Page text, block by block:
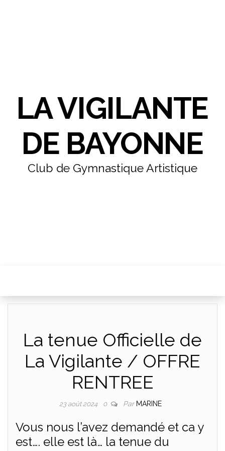
LA VIGILANTE
DE BAYONNE
Club de Gymnastique Artistique
La tenue Officielle de
La Vigilante / OFFRE
RENTREE
23 août 2024 0 Par MARINE
Vous nous l’avez demandé et ca y
est…. elle est là… la tenue du